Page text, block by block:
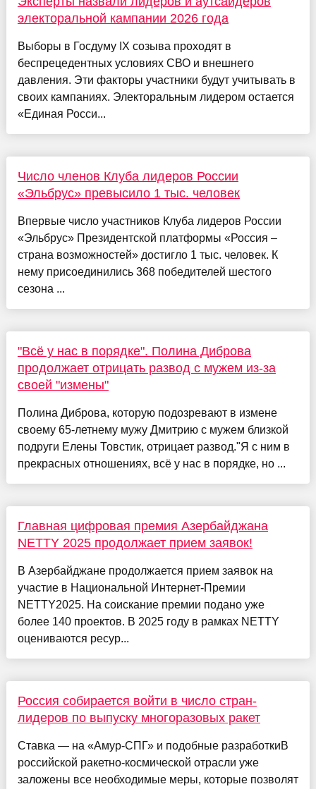
электоральной кампании 2026 года
Выборы в Госдуму IX созыва проходят в
беспрецедентных условиях СВО и внешнего
давления. Эти факторы участники будут учитывать в
своих кампаниях. Электоральным лидером остается
«Единая Росси...
Число членов Клуба лидеров России
«Эльбрус» превысило 1 тыс. человек
Впервые число участников Клуба лидеров России
«Эльбрус» Президентской платформы «Россия –
страна возможностей» достигло 1 тыс. человек. К
нему присоединились 368 победителей шестого
сезона ...
"Всё у нас в порядке". Полина Диброва
продолжает отрицать развод с мужем из-за
своей "измены"
Полина Диброва, которую подозревают в измене
своему 65-летнему мужу Дмитрию с мужем близкой
подруги Елены Товстик, отрицает развод."Я с ним в
прекрасных отношениях, всё у нас в порядке, но ...
Главная цифровая премия Азербайджана
NETTY 2025 продолжает прием заявок!
В Азербайджане продолжается прием заявок на
участие в Национальной Интернет-Премии
NETTY2025. На соискание премии подано уже
более 140 проектов. В 2025 году в рамках NETTY
оцениваются ресур...
Россия собирается войти в число стран-
лидеров по выпуску многоразовых ракет
Ставка — на «Амур-СПГ» и подобные разработкиВ
российской ракетно-космической отрасли уже
заложены все необходимые меры, которые позволят